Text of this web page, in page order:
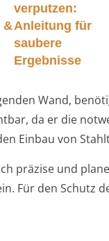
&
verputzen:
Anleitung für
saubere
Ergebnisse
Wand,
da er die
Einbau von
präzise und
Für den Schutz